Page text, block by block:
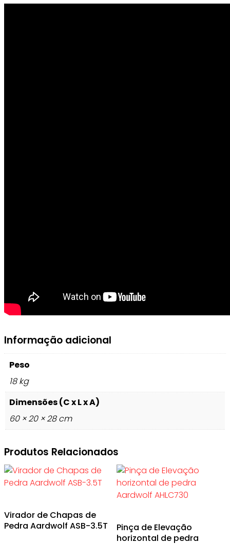
Informação adicional
Peso
18 kg
Dimensões (C x L x A)
60 × 20 × 28 cm
Produtos Relacionados
Virador de Chapas de
Pedra Aardwolf ASB-3.5T
Pinça de Elevação
horizontal de pedra